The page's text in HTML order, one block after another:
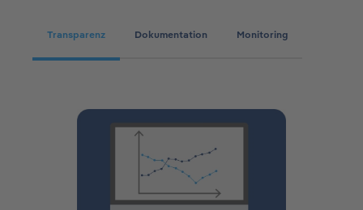
Transparenz Dokumentation Monitoring